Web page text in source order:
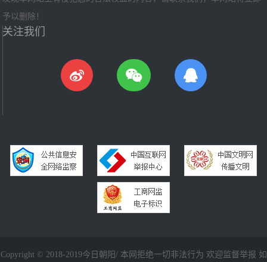
予以删除！
关注我们
Copyright © 2018-2019今日朝阳/ 本网拒绝一切非法行为 欢迎监督举报 如